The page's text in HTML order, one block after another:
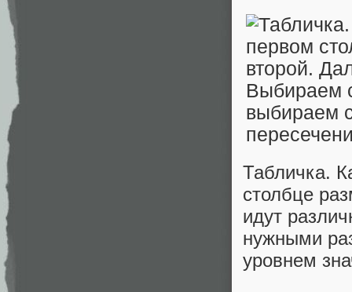
Табличка.
столбце
идут
нужными
уровнем